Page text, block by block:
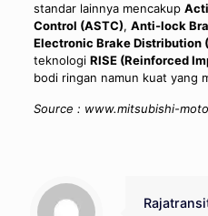
standar lainnya mencakup
Control (ASTC), Anti-lock
Electronic Brake Distribution
teknologi RISE (Reinforced
bodi ringan namun kuat yang
Source : www.mitsubishi-